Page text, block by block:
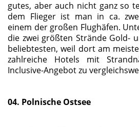
gutes, aber auch nicht ganz so
dem Flieger ist man in ca.
einem der großen Flughäfen.
die zwei größten Strände Gold-
beliebtesten, weil dort am
zahlreiche Hotels mit
Inclusive-Angebot zu
04. Polnische Ostsee